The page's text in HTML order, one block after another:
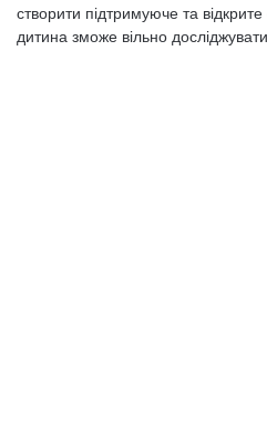
створити підтримуюче та
дитина зможе вільно